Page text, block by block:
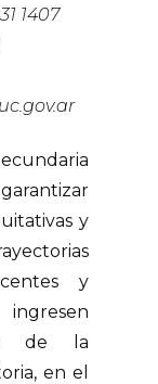
1407
y
y
de la
en el